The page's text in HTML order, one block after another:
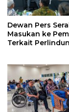
Dewan Pers
Masukan ke
Terkait